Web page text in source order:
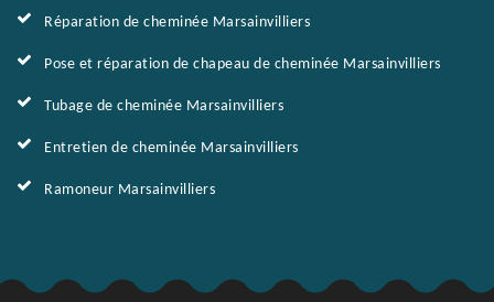
Réparation de cheminée Marsainvilliers
Pose et réparation de chapeau de cheminée Marsainvilliers
Tubage de cheminée Marsainvilliers
Entretien de cheminée Marsainvilliers
Ramoneur Marsainvilliers